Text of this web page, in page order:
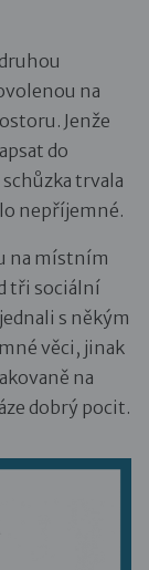
na
Jenže
do
trvala
nepříjemné.
na místním
tři sociální
s někým
věci, jinak
na
dobrý pocit.